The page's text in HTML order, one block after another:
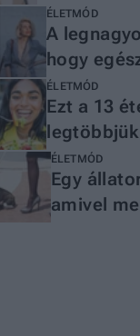
mégsem a
ÉLETMÓD
A
hogy
hibázástól
ÉLETMÓD
Ezt a 13
ÉLETMÓD
Egy
amivel